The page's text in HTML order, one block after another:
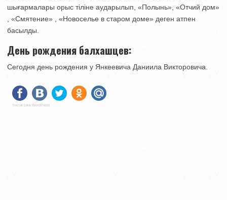
шығармалары орыс тіліне аударылып, «Полынь», «Отчий дом»
, «Смятение» , «Новоселье в старом доме» деген атпен
басылды.
День рождения балхашцев:
Сегодня день рождения у Янкеевича Даниила Викторовича.
Social Like WordPress